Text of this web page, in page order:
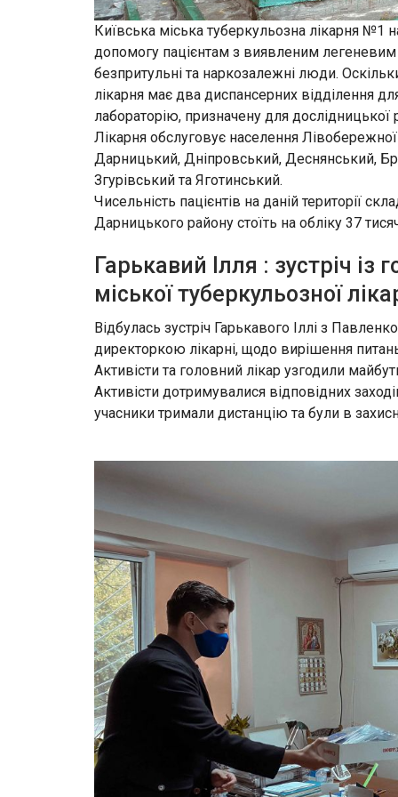
Київська міська туберкульозна лікарня №1
допомогу пацієнтам з виявленим
безпритульні та наркозалежні люди.
лікарня має два диспансерних відділення
лабораторію, призначену для дослідницької
Лікарня обслуговує населення
Дарницький, Дніпровський, Деснянський,
Згурівський та Яготинський.
Чисельність пацієнтів на даній території
Дарницького району стоїть на обліку 37
Гарькавий Ілля : зустріч із
міської туберкульозної
Відбулась зустріч Гарькавого Іллі з
директоркою лікарні, щодо вирішення
Активісти та головний лікар узгодили
Активісти дотримувалися відповідних
учасники тримали дистанцію та були в